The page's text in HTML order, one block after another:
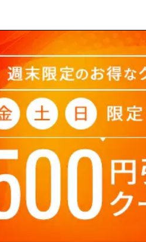
ノアック住
イノアック住環境